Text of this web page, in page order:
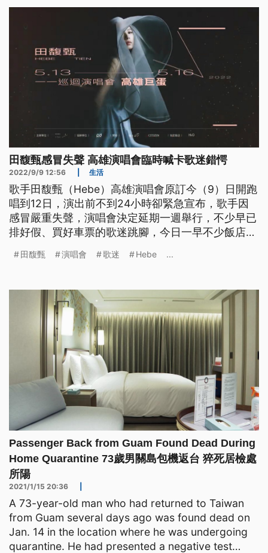
「全球最長個人姓名」。
田馥甄感冒失聲 高雄演唱會臨時喊卡歌迷錯愕
2022/9/9 12:56 生活
歌手田馥甄（Hebe）高雄演唱會原訂今（9）日開跑
唱到12日，演出前不到24小時卻緊急宣布，歌手因
感冒嚴重失聲，演唱會決定延期一週舉行，不少早已
排好假、買好車票的歌迷跳腳，今日一早不少飯店也
己邊看留言邊流淚。
田馥甄 演唱會 歌迷 Hebe ...
Passenger Back from Guam Found Dead During
Home Quarantine 73歲男關島包機返台 猝死居檢處
所陽
2021/1/15 20:36
A 73-year-old man who had returned to Taiwan
from Guam several days ago was found dead on
Jan. 14 in the location where he was undergoing
quarantine. He had presented a negative test